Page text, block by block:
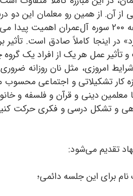
از همین رو معلمان این دو درس
هستند. اینجاست که تبیین علامه طباطبایی از
کاملاً صادق است. تأثیر
تأثیر عمل هر یک از افراد یک
امروزی، مثل نان روزانه
کار تشکیلاتی و اجتماعی
دینی و قرآن و فلسفه و
و تشکل درسی و فکری حرکت
تقدیم می‌شود: